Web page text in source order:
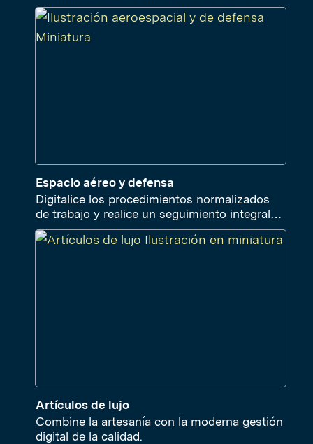
Espacio aéreo y defensa
Digitalice los procedimientos normalizados
de trabajo y realice un seguimiento integral
de las operaciones de misión crítica.
Artículos de lujo
Combine la artesanía con la moderna gestión
digital de la calidad.